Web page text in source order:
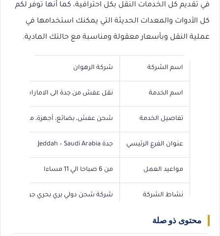
في تقديم كل الخدمات النقل بكل احترافية، كما أنها توفر لكم
كل الأدوات والمعدات الحديثة التي يمكنك استخدامها في
عملية النقل وبأسعار معقولة ومناسبة مع حالتك المادية.
اسم الشركة شركة الرهوان
اسم الخدمة نقل عفش من جدة الى الامارات
تفاصيل الخدمة شحن عفش، بضائع، أجهزة، معدات،
عنوان الفرع الرئيسي جدة Jeddah – Saudi Arabia
مواعيد العمل من 6 صباحا الي 11 مساءا
نشاط الشركة شركة شحن دولي بري بحري جوي
رقم الجوال
محتوى ذو صلة